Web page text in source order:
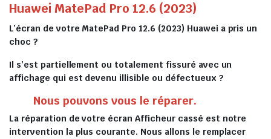
Huawei MatePad Pro 12.6 (2023)
L’écran de votre MatePad Pro 12.6 (2023) Huawei a pris un
choc ?
Il s’est partiellement ou totalement fissuré avec un
affichage qui est devenu illisible ou défectueux ?
Nous pouvons vous le réparer.
La réparation de votre écran Afficheur cassé est notre
intervention la plus courante. Nous allons le remplacer